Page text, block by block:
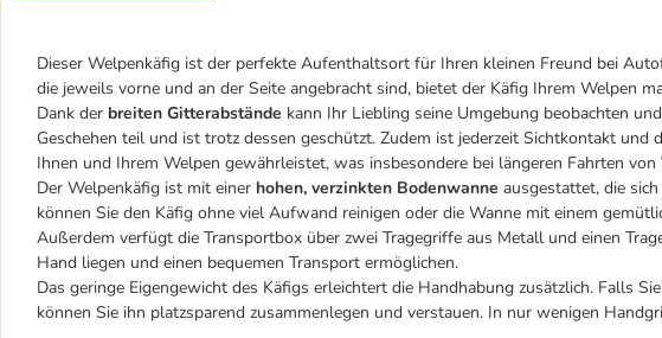
Dieser Welpenkäfig ist der perfekte Aufenthaltsort für Ihren kleinen Freund bei
die jeweils vorne und an der Seite angebracht sind, bietet der Käfig Ihrem Welpen
Dank der breiten Gitterabstände kann Ihr Liebling seine Umgebung beobachten
Geschehen teil und ist trotz dessen geschützt. Zudem ist jederzeit Sichtkontakt und
Ihnen und Ihrem Welpen gewährleistet, was insbesondere bei längeren Fahrten
Der Welpenkäfig ist mit einer hohen, verzinkten Bodenwanne ausgestattet, die
können Sie den Käfig ohne viel Aufwand reinigen oder die Wanne mit einem
Außerdem verfügt die Transportbox über zwei Tragegriffe aus Metall und einen
Hand liegen und einen bequemen Transport ermöglichen.
Das geringe Eigengewicht des Käfigs erleichtert die Handhabung zusätzlich. Falls
können Sie ihn platzsparend zusammenlegen und verstauen. In nur wenigen